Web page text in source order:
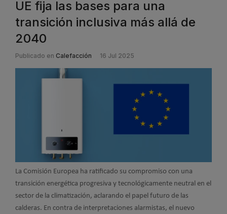
UE fija las bases para una
transición inclusiva más allá de
2040
Publicado en Calefacción 16 Jul 2025
La Comisión Europea ha ratificado su compromiso con una
transición energética progresiva y tecnológicamente neutral en el
sector de la climatización, aclarando el papel futuro de las
calderas. En contra de interpretaciones alarmistas, el nuevo